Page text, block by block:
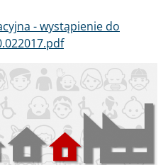
- wystąpienie do